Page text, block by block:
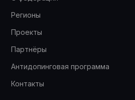
Регионы
Проекты
Партнёры
Антидопинговая программа
Контакты